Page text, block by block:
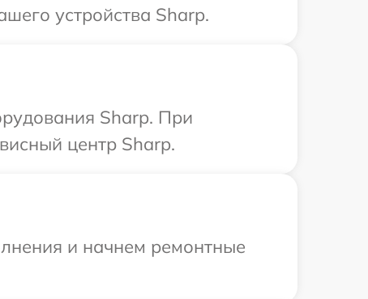
устройства Sharp.
Sharp. При
центр Sharp.
и начнем ремонтные